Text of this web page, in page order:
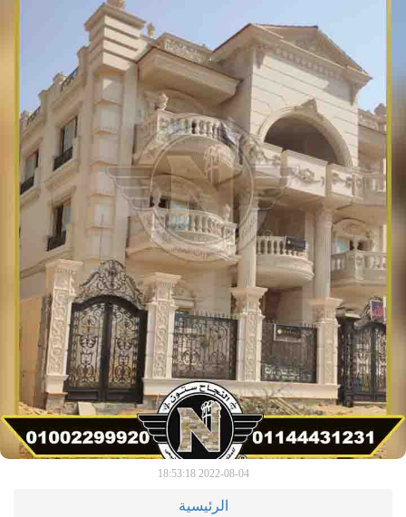
2022-08-04 18:53:18
الرئيسية